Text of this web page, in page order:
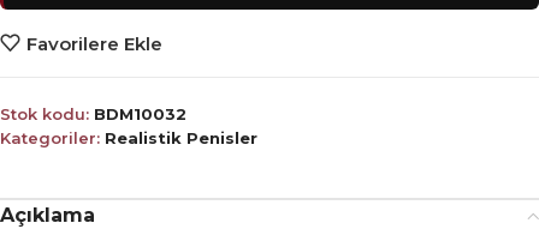
Favorilere Ekle
Stok kodu: BDM10032
Kategoriler: Realistik Penisler
Açıklama